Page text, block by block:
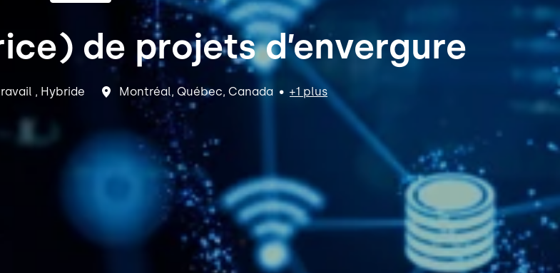
de projets d’envergure
, Hybride Montréal, Québec, Canada • +1 plus